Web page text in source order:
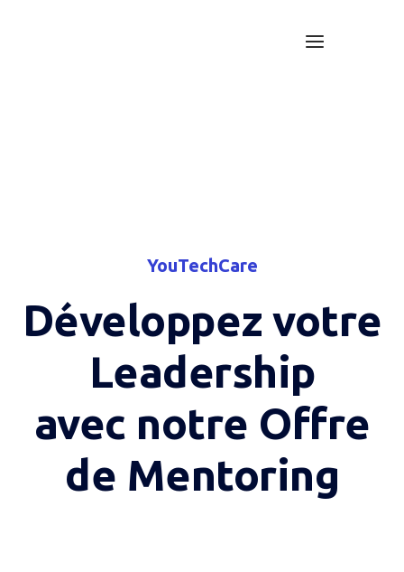
Menu
YouTechCare
Développez votre
Leadership
avec notre Offre
de Mentoring